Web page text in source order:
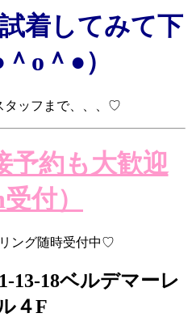
着してみて下
o＾●）
タッフまで、、、♡
予約も大歓迎
受付）
ング随時受付中♡
13-18ベルデマーレ
４F